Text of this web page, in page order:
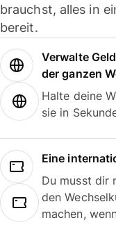
brauchst, alles in
bereit.
Verwalte
der ganzen
Halte deine
sie in
Eine
Du musst dir
den
machen,